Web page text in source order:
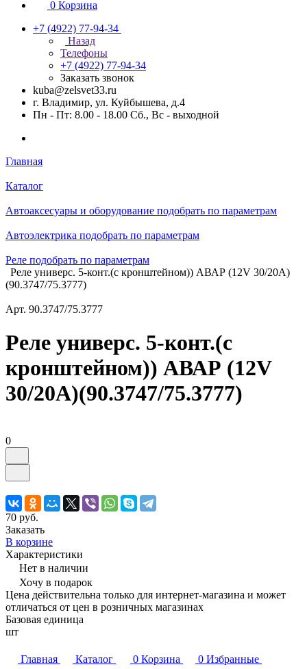
0 Корзина
+7 (4922) 77-94-34
Назад
Телефоны
+7 (4922) 77-94-34
Заказать звонок
kuba@zelsvet33.ru
г. Владимир, ул. Куйбышева, д.4
Пн - Пт: 8.00 - 18.00 Сб., Вс - выходной
Главная
Каталог
Автоаксесуары и оборудование подобрать по параметрам
Автоэлектрика подобрать по параметрам
Реле подобрать по параметрам
Реле универс. 5-конт.(с кронштейном)) АВАР (12V 30/20A)
(90.3747/75.3777)
Арт. 90.3747/75.3777
Реле универс. 5-конт.(с
кронштейном)) АВАР (12V
30/20A)(90.3747/75.3777)
0
70 руб.
Заказать
В корзине
Характеристики
Нет в наличии
Хочу в подарок
Цена действительна только для интернет-магазина и может
отличаться от цен в розничных магазинах
Базовая единица
шт
Главная Каталог 0 Корзина 0 Избранные